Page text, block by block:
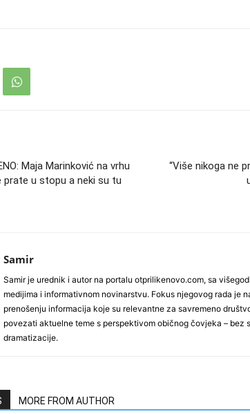
Maja Marinković na vrhu
prate u stopu a neki su tu
“Više nikoga ne
Samir
Samir je urednik i autor na portalu otprilikenovo.com, sa
medijima i informativnom novinarstvu. Fokus njegovog rada je
prenošenju informacija koje su relevantne za savremeno
povezati aktuelne teme s perspektivom običnog čovjeka – bez
dramatizacije.
MORE FROM AUTHOR